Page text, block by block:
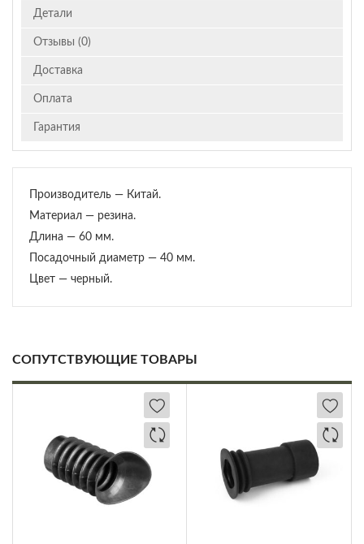
Детали
Отзывы (0)
Доставка
Оплата
Гарантия
Производитель — Китай.
Материал — резина.
Длина — 60 мм.
Посадочный диаметр — 40 мм.
Цвет — черный.
СОПУТСТВУЮЩИЕ ТОВАРЫ